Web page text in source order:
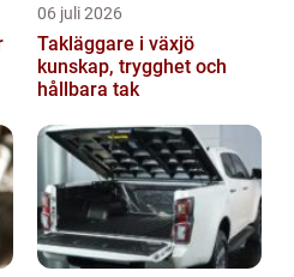
06 juli 2026
Takläggare i växjö
kunskap, trygghet och
hållbara tak